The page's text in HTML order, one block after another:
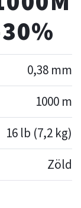
0,38 mm
1000 m
16 lb (7,2 kg)
Zöld